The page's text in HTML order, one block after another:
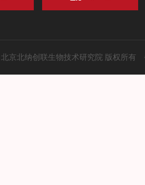
京北纳创联生物技术研究院 版权所有